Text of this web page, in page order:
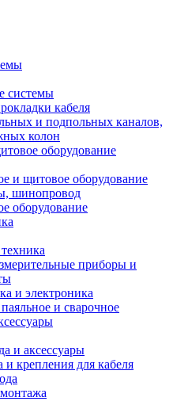
системы
кабеля
и подпольных каналов,
колон
оборудование
и щитовое оборудование
шинопровод
оборудование
приборы и
и электроника
и сварочное
и аксессуары
крепления для кабеля